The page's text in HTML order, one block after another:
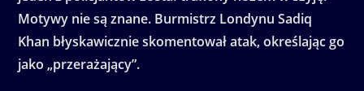
Motywy nie są znane. Burmistrz Londynu Sadiq
Khan błyskawicznie skomentował atak, określając go
jako „przerażający”.